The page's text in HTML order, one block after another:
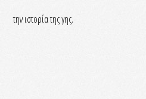
την ιστορία της γης.